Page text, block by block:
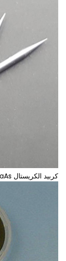
كربيد الكريستال GaAs الكريستال